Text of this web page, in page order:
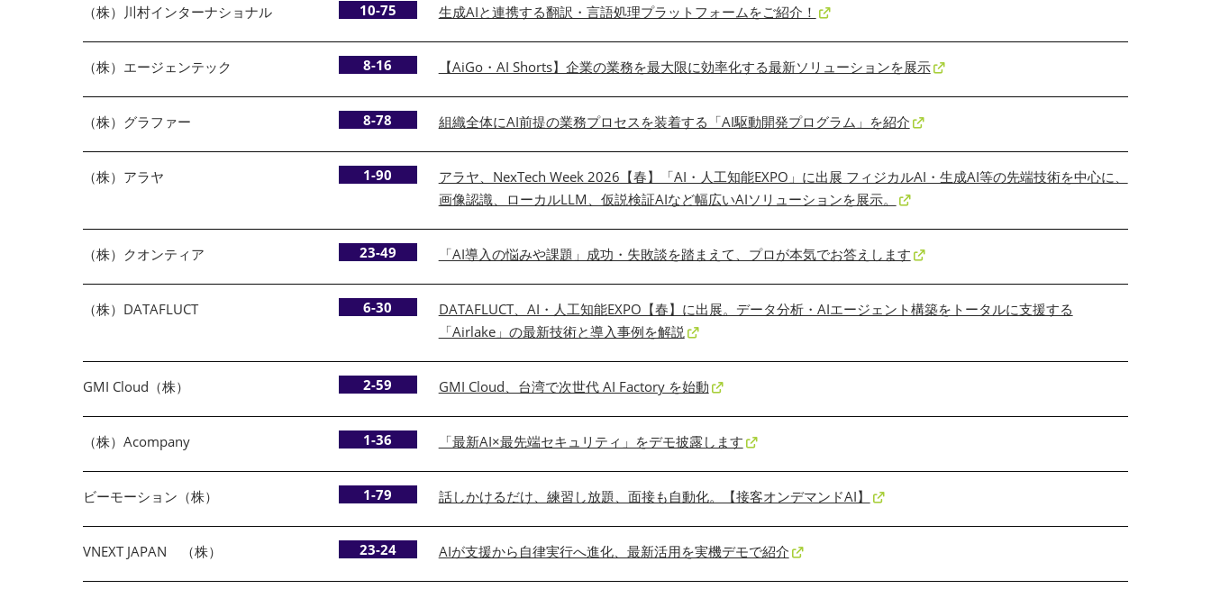
（株）川村インターナショナル 10-75 生成AIと連携する翻訳・言語処理プラットフォームをご紹介！
（株）エージェンテック 8-16 【AiGo・AI Shorts】企業の業務を最大限に効率化する最新ソリューションを展示
（株）グラファー 8-78 組織全体にAI前提の業務プロセスを装着する「AI駆動開発プログラム」を紹介
（株）アラヤ 1-90
アラヤ、NexTech Week 2026【春】「AI・人工知能EXPO」に出展 フィジカルAI・生成AI等の先端技術を中心に、
画像認識、ローカルLLM、仮説検証AIなど幅広いAIソリューションを展示。
（株）クオンティア 23-49 「AI導入の悩みや課題」成功・失敗談を踏まえて、プロが本気でお答えします
（株）DATAFLUCT 6-30
DATAFLUCT、AI・人工知能EXPO【春】に出展。データ分析・AIエージェント構築をトータルに支援する
「Airlake」の最新技術と導入事例を解説
GMI Cloud（株） 2-59 GMI Cloud、台湾で次世代 AI Factory を始動
（株）Acompany 1-36 「最新AI×最先端セキュリティ」をデモ披露します
ビーモーション（株） 1-79 話しかけるだけ、練習し放題、面接も自動化。【接客オンデマンドAI】
VNEXT JAPAN （株） 23-24 AIが支援から自律実行へ進化、最新活用を実機デモで紹介